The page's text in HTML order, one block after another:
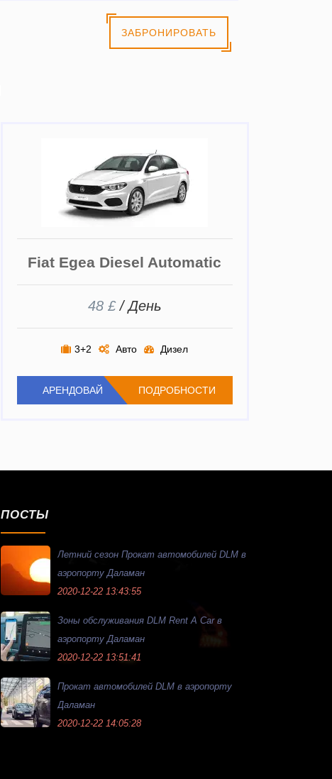
ЗАБРОНИРОВАТЬ
Fiat Egea Diesel Automatic
48 £/ День
3+2 Авто Дизел
АРЕНДОВАЙ ПОДРОБНОСТИ
ПОСТЫ
Летний сезон Прокат автомобилей DLM в
аэропорту Даламан
2020-12-22 13:43:55
Зоны обслуживания DLM Rent A Car в
аэропорту Даламан
2020-12-22 13:51:41
Прокат автомобилей DLM в аэропорту
Даламан
2020-12-22 14:05:28